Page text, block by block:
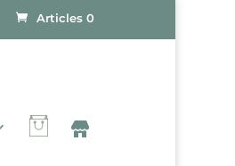
Articles 0